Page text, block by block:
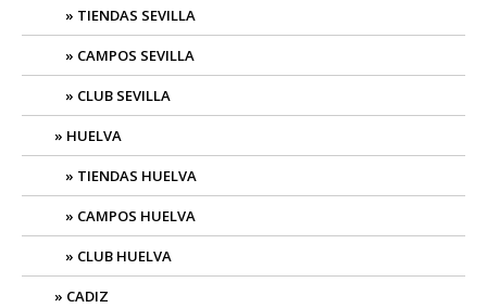
TIENDAS SEVILLA
CAMPOS SEVILLA
CLUB SEVILLA
HUELVA
TIENDAS HUELVA
CAMPOS HUELVA
CLUB HUELVA
CADIZ